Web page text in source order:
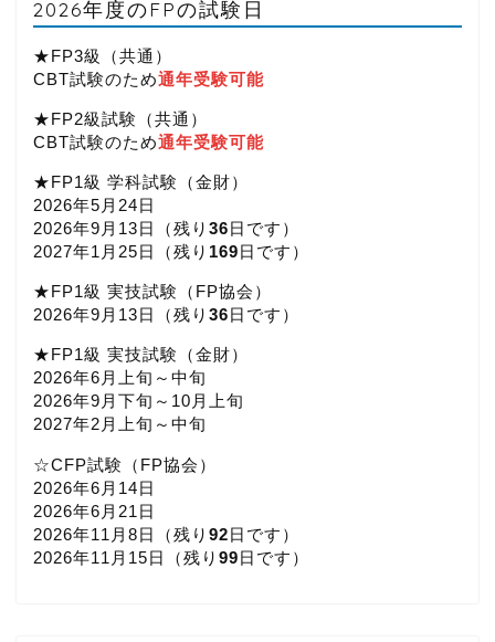
2026年度のFPの試験日
★FP3級（共通）
CBT試験のため通年受験可能
★FP2級試験（共通）
CBT試験のため通年受験可能
★FP1級 学科試験（金財）
2026年5月24日
2026年9月13日（残り 36日です）
2027年1月25日（残り 169日です）
★FP1級 実技試験（FP協会）
2026年9月13日（残り 36日です）
★FP1級 実技試験（金財）
2026年6月上旬～中旬
2026年9月下旬～10月上旬
2027年2月上旬～中旬
☆CFP試験（FP協会）
2026年6月14日
2026年6月21日
2026年11月8日（残り 92日です）
2026年11月15日（残り 99日です）